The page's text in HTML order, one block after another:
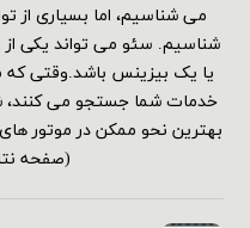
می شناسیم، اما بسیاری از
شناسیم. سئو می تواند یکی
یا یک بیزینس باشد.وقتی که
خدمات شما جستجو می کنند،
(صفحه